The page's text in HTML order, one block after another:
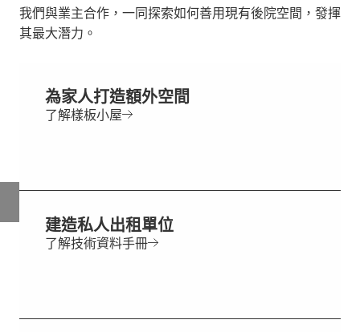
我們與業主合作，一同探索如何善用現有後院空間，發揮
其最大潛力。
為家人打造額外空間
了解樣板小屋
建造私人出租單位
了解技術資料手冊